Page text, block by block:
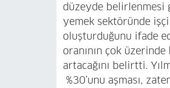
düzeyde belirlenmesi
yemek sektöründe
oluşturduğunu ifade
oranının çok
artacağını belirtti.
%30’unu aşması,